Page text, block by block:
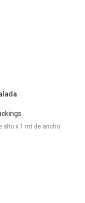
alto x 1 mt de ancho